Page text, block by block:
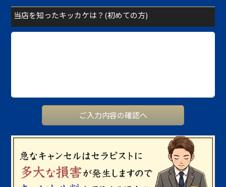
当店を知ったキッカケは？(初めての方)